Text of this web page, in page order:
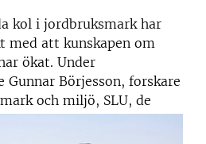
kol i jordbruksmark har
att kunskapen om
ökat. Under
Gunnar Börjesson, forskare
och miljö, SLU, de